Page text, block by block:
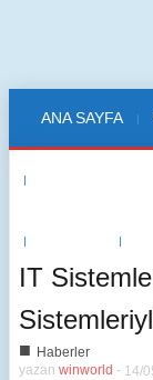
ANA SAYFA
IT
■ Haberler
yazan winworld - 14/